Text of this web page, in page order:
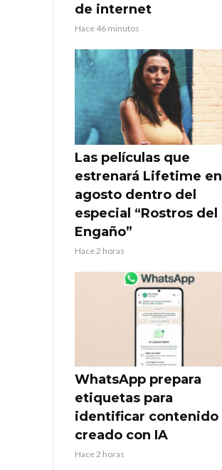
de internet
Hace 46 minutos
Las películas que
estrenará Lifetime en
agosto dentro del
especial “Rostros del
Engaño”
Hace 2 horas
WhatsApp prepara
etiquetas para
identificar contenido
creado con IA
Hace 2 horas